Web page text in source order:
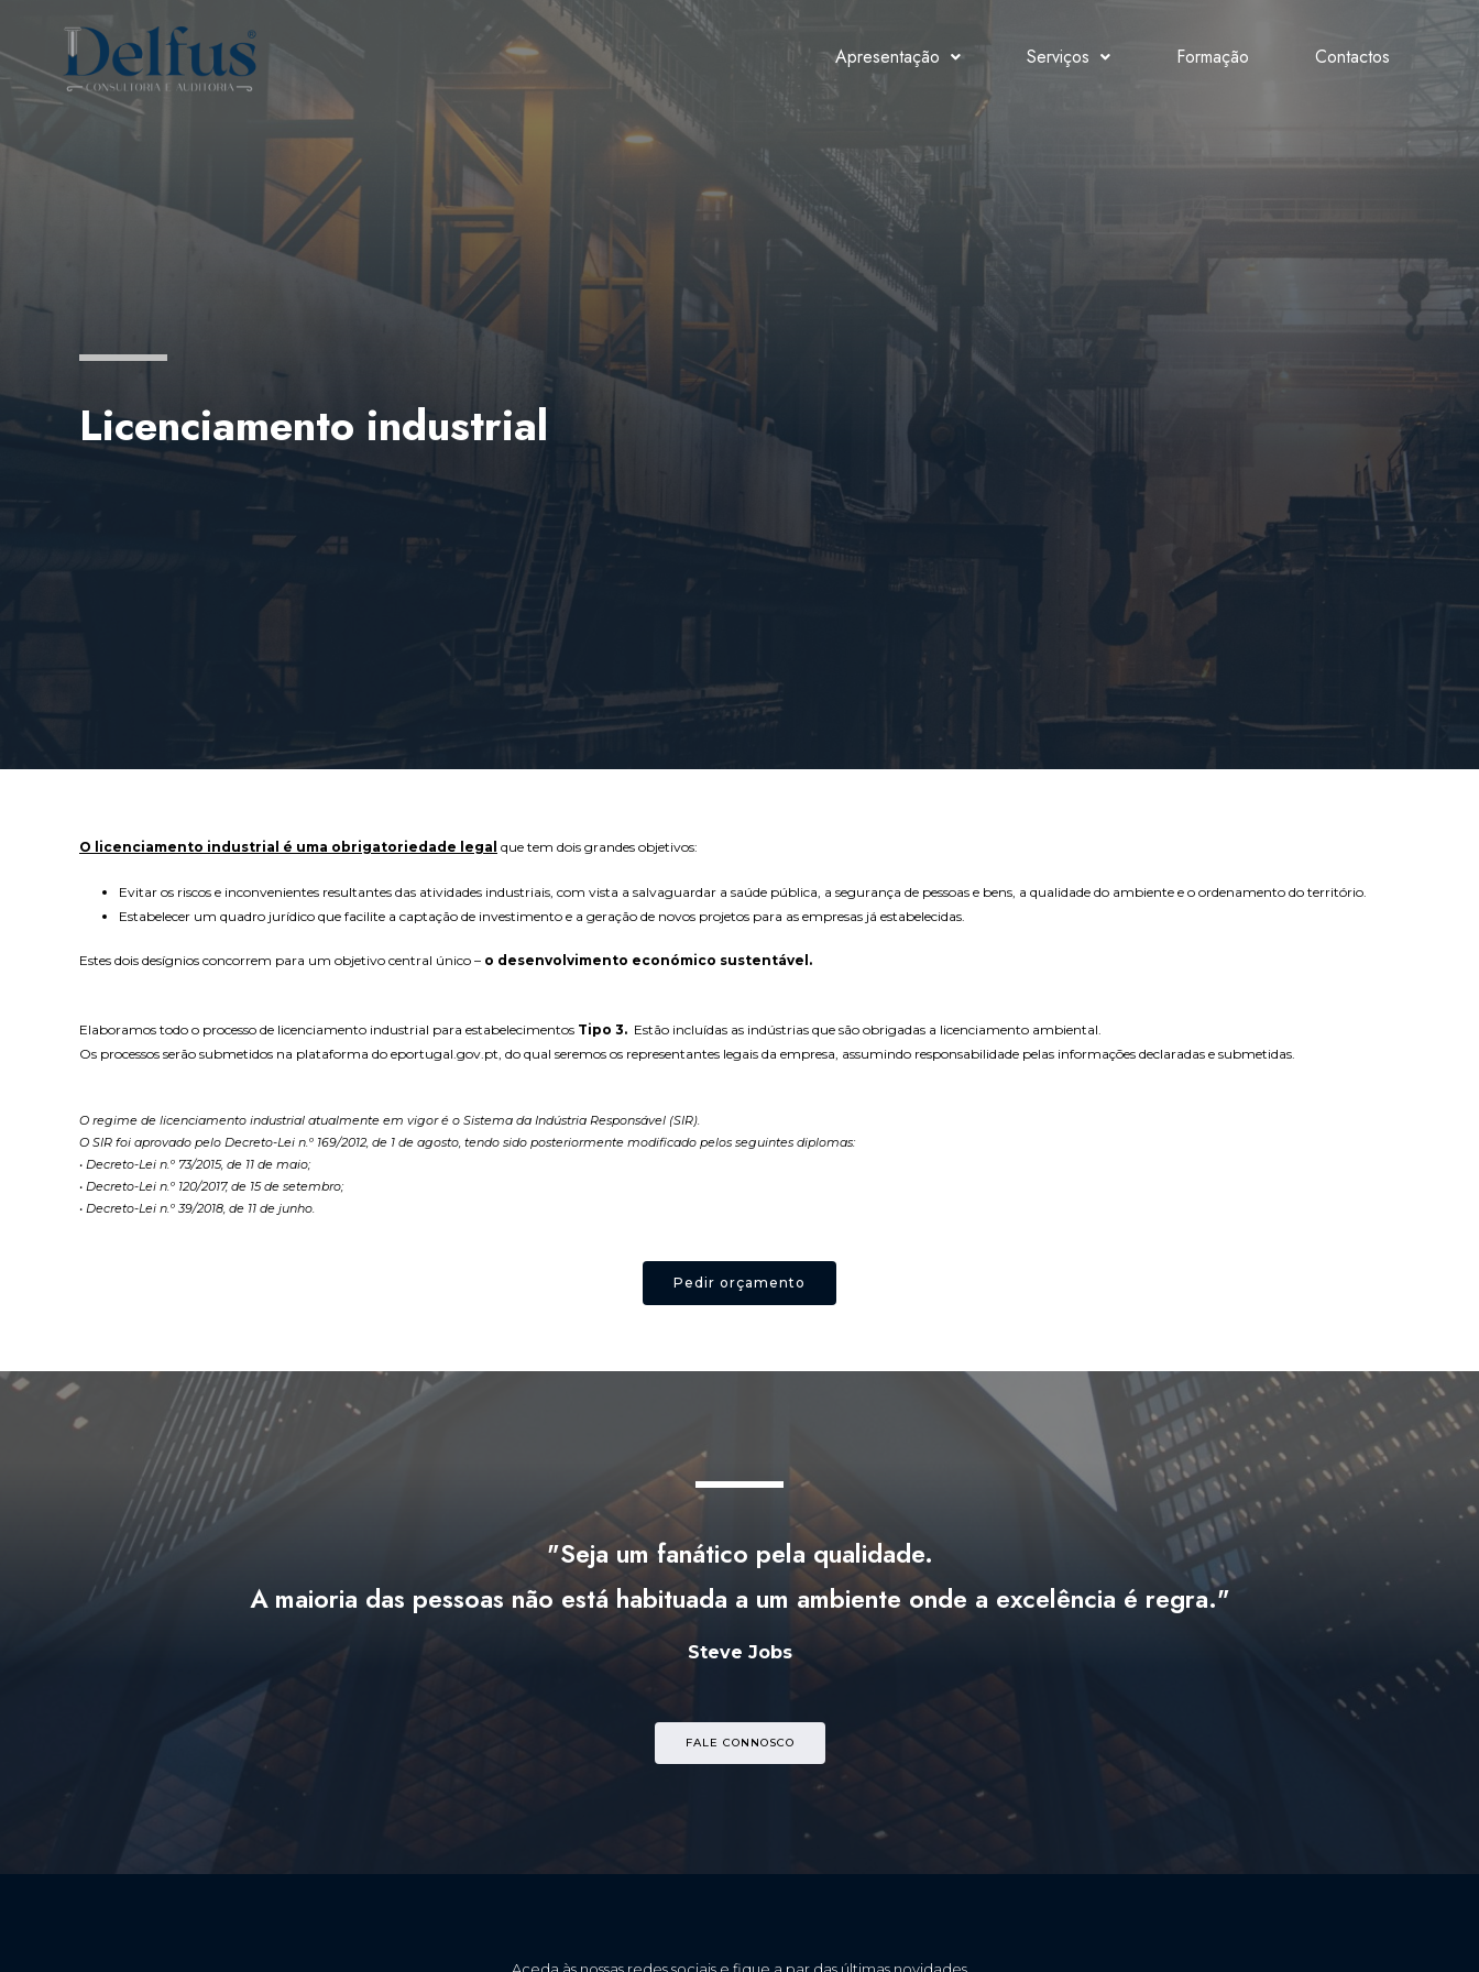
Apresentação Serviços Formação Contactos
Licenciamento industrial
O licenciamento industrial é uma obrigatoriedade legal que tem dois grandes objetivos:
Evitar os riscos e inconvenientes resultantes das atividades industriais, com vista a salvaguardar a saúde pública, a segurança de pessoas e bens, a qualidade do ambiente e o ordenamento do território.
Estabelecer um quadro jurídico que facilite a captação de investimento e a geração de novos projetos para as empresas já estabelecidas.
Estes dois desígnios concorrem para um objetivo central único – o desenvolvimento económico sustentável.
Elaboramos todo o processo de licenciamento industrial para estabelecimentos Tipo 3. Estão incluídas as indústrias que são obrigadas a licenciamento ambiental.
Os processos serão submetidos na plataforma do eportugal.gov.pt, do qual seremos os representantes legais da empresa, assumindo responsabilidade pelas informações declaradas e submetidas.
O regime de licenciamento industrial atualmente em vigor é o Sistema da Indústria Responsável (SIR).
O SIR foi aprovado pelo Decreto-Lei n.º 169/2012, de 1 de agosto, tendo sido posteriormente modificado pelos seguintes diplomas:
• Decreto-Lei n.º 73/2015, de 11 de maio;
• Decreto-Lei n.º 120/2017, de 15 de setembro;
• Decreto-Lei n.º 39/2018, de 11 de junho.
Pedir orçamento
"Seja um fanático pela qualidade.
A maioria das pessoas não está habituada a um ambiente onde a excelência é regra."
Steve Jobs
FALE CONNOSCO